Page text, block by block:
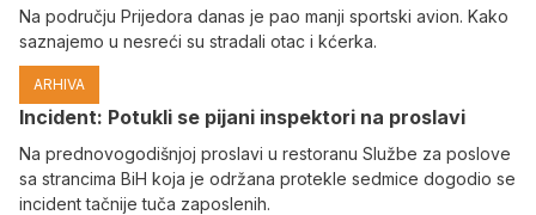
Na području Prijedora danas je pao manji sportski avion. Kako
saznajemo u nesreći su stradali otac i kćerka.
ARHIVA
Incident: Potukli se pijani inspektori na proslavi
Na prednovogodišnjoj proslavi u restoranu Službe za poslove
sa strancima BiH koja je održana protekle sedmice dogodio se
incident tačnije tuča zaposlenih.